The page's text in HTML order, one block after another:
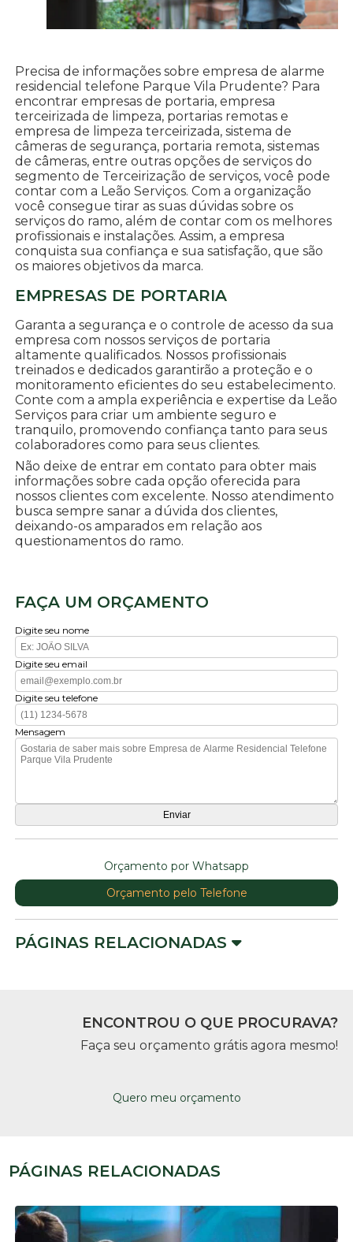
Precisa de informações sobre empresa de alarme
residencial telefone Parque Vila Prudente? Para
encontrar empresas de portaria, empresa
terceirizada de limpeza, portarias remotas e
empresa de limpeza terceirizada, sistema de
câmeras de segurança, portaria remota, sistemas
de câmeras, entre outras opções de serviços do
segmento de Terceirização de serviços, você pode
contar com a Leão Serviços. Com a organização
você consegue tirar as suas dúvidas sobre os
serviços do ramo, além de contar com os melhores
profissionais e instalações. Assim, a empresa
conquista sua confiança e sua satisfação, que são
os maiores objetivos da marca.
EMPRESAS DE PORTARIA
Garanta a segurança e o controle de acesso da sua
empresa com nossos serviços de portaria
altamente qualificados. Nossos profissionais
treinados e dedicados garantirão a proteção e o
monitoramento eficientes do seu estabelecimento.
Conte com a ampla experiência e expertise da Leão
Serviços para criar um ambiente seguro e
tranquilo, promovendo confiança tanto para seus
colaboradores como para seus clientes.
Não deixe de entrar em contato para obter mais
informações sobre cada opção oferecida para
nossos clientes com excelente. Nosso atendimento
busca sempre sanar a dúvida dos clientes,
deixando-os amparados em relação aos
questionamentos do ramo.
FAÇA UM ORÇAMENTO
Digite seu nome
Digite seu email
Digite seu telefone
Mensagem
Orçamento por Whatsapp
Orçamento pelo Telefone
PÁGINAS RELACIONADAS
ENCONTROU O QUE PROCURAVA?
Faça seu orçamento grátis agora mesmo!
Quero meu orçamento
PÁGINAS RELACIONADAS